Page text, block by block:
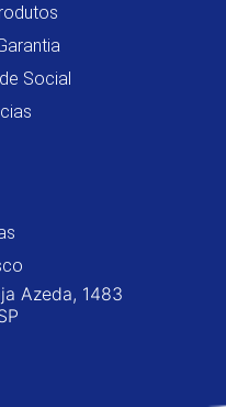
Social
Azeda, 1483